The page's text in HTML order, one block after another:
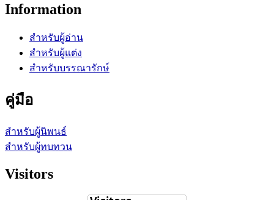
Information
สำหรับผู้อ่าน
สำหรับผู้แต่ง
สำหรับบรรณารักษ์
คู่มือ
สำหรับผู้นิพนธ์
สำหรับผู้ทบทวน
Visitors